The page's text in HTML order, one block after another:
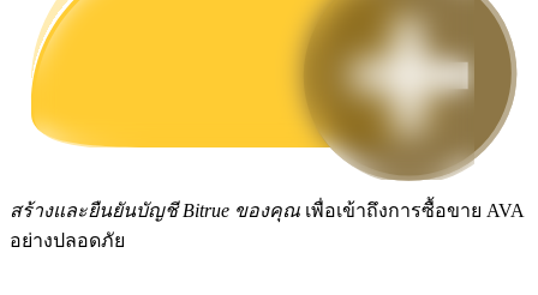
สร้างและยืนยันบัญชี Bitrue ของคุณ เพื่อเข้าถึงการซื้อขาย AVA
อย่างปลอดภัย